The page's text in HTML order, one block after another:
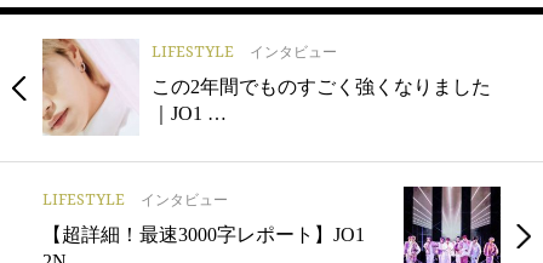
LIFESTYLE インタビュー
この2年間でものすごく強くなりました
｜JO1 …
LIFESTYLE インタビュー
【超詳細！最速3000字レポート】JO1